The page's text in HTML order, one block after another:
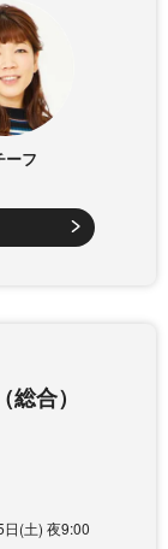
ーフ
合）
(土) 夜9:00